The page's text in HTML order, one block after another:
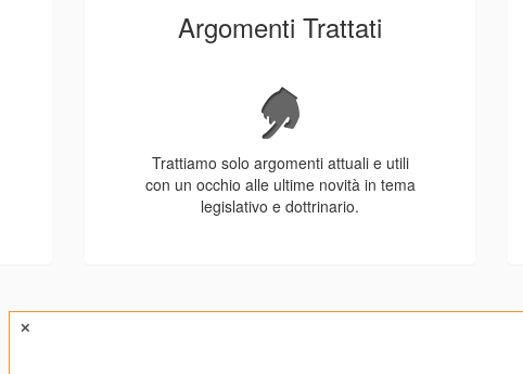
Argomenti Trattati
Trattiamo solo argomenti attuali e utili
con un occhio alle ultime novità in tema
legislativo e dottrinario.